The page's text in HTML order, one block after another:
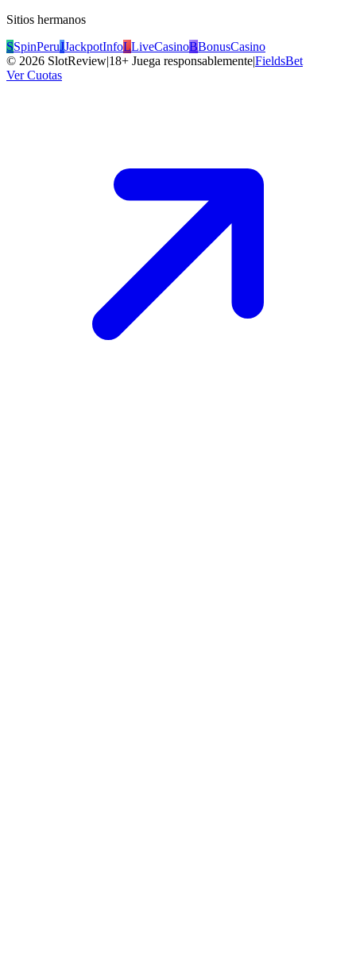
Sitios hermanos
SSpinPeruJJackpotInfoLLiveCasinoBBonusCasino
© 2026 SlotReview|18+ Juega responsablemente|FieldsBet
Ver Cuotas